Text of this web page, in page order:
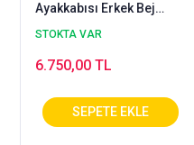
Ayakkabısı Erkek Bej
ODY-51J
STOKTA VAR
6.750,00 TL